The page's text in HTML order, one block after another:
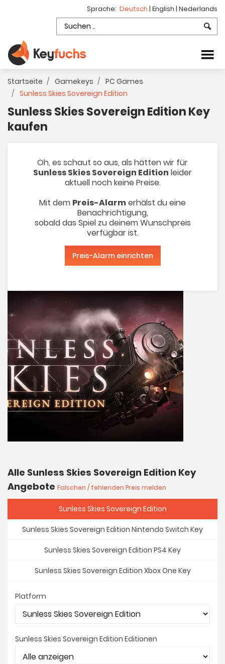
Sprache: Deutsch | English | Nederlands
Startseite Gamekeys
PC Games
Sunless Skies Sovereign Edition
Sunless Skies Sovereign Edition Key
kaufen
Oh, es schaut so aus, als hätten wir für
Sunless Skies Sovereign Edition leider
aktuell noch keine Preise.
Mit dem Preis-Alarmerhälst du eine
Benachrichtigung,
sobald das Spiel zu deinem Wunschpreis
verfügbar ist.
Preis-Alarm einrichten
Alle Sunless Skies Sovereign Edition Key
Angebote Falschen / fehlenden Preis melden
Sunless Skies Sovereign Edition
Sunless Skies Sovereign Edition Nintendo Switch Key
Sunless Skies Sovereign Edition PS4 Key
Sunless Skies Sovereign Edition Xbox One Key
Platform
Sunless Skies Sovereign Edition Editionen